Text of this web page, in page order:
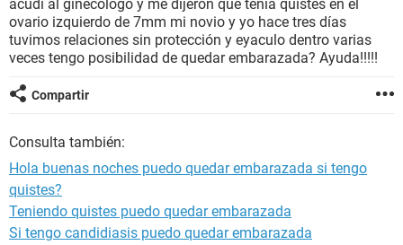
SEXUALIDAD
GLOSARIO
acudí al ginecólogo y me dijeron que tenía quistes en el
ovario izquierdo de 7mm mi novio y yo hace tres días
tuvimos relaciones sin protección y eyaculo dentro varias
veces tengo posibilidad de quedar embarazada? Ayuda!!!!!
Compartir
Consulta también:
Hola buenas noches puedo quedar embarazada si tengo
quistes?
Teniendo quistes puedo quedar embarazada
Si tengo candidiasis puedo quedar embarazada